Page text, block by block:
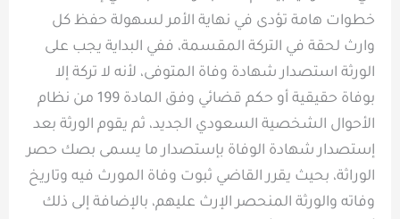
خطوات هامة تؤدى في نهاية الأمر لسهولة حفظ كل
وارث لحقة في التركة المقسمة، ففي البداية يجب على
الورثة استصدار شهادة وفاة المتوفى، لأنه لا تركة إلا
بوفاة حقيقية أو حكم قضائي وفق المادة 199 من نظام
الأحوال الشخصية السعودي الجديد، ثم يقوم الورثة بعد
إستصدار شهادة الوفاة بإستصدار ما يسمى بصك حصر
الوراثة، بحيث يقرر القاضي ثبوت وفاة المورث فيه وتاريخ
وفاته والورثة المنحصر الإرث عليهم، بالإضافة إلى ذلك